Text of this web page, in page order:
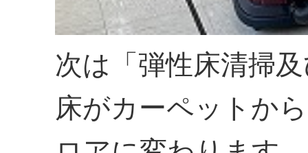
次は「弾性床清掃
床がカーペットか